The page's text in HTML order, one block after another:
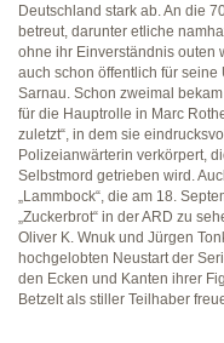
Deutschland stark ab. An die
betreut, darunter etliche
ohne ihr Einverständnis outen
auch schon öffentlich für seine
Sarnau. Schon zweimal
für die Hauptrolle in Marc
zuletzt“, in dem sie
Polizeianwärterin verkörpert,
Selbstmord getrieben wird.
„Lammbock“, die am 18.
„Zuckerbrot“ in der ARD zu
Oliver K. Wnuk und Jürgen
hochgelobten Neustart der
den Ecken und Kanten ihrer
Betzelt als stiller Teilhaber